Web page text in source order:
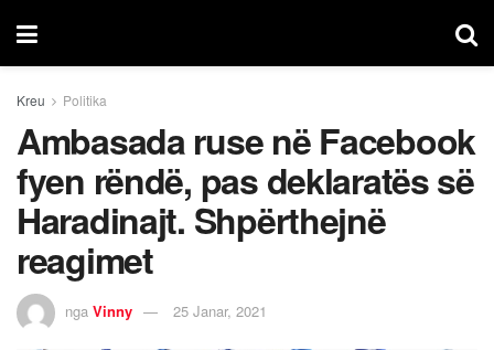
Kreu Politika
Ambasada ruse në Facebook
fyen rëndë, pas deklaratës së
Haradinajt. Shpërthejnë
reagimet
nga Vinny 25 Janar, 2021